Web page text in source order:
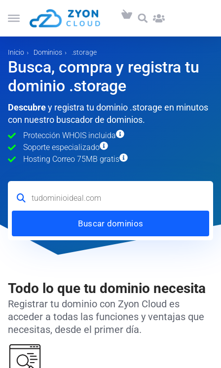
Inicio Dominios .storage
Busca, compra y registra tu
dominio .storage
Descubrey registra tu dominio .storage en minutos
con nuestro buscador de dominios.
Protección WHOIS incluida
Soporte especializado
Hosting Correo 75MB gratis
Buscar dominios
Todo lo que tu dominio necesita
Registrar tu dominio con Zyon Cloud es
acceder a todas las funciones y ventajas que
necesitas, desde el primer día.